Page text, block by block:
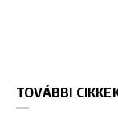
TOVÁBBI